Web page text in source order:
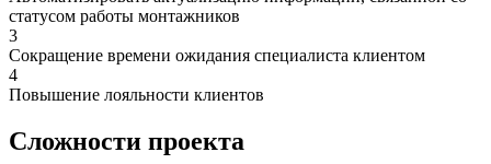
статусом работы монтажников
3
Сокращение времени ожидания специалиста клиентом
4
Повышение лояльности клиентов
Сложности проекта